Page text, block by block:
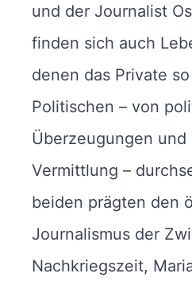
und der Journalist
finden sich auch
denen das Private
Politischen – von
Überzeugungen und
Vermittlung –
beiden prägten den
Journalismus der
Nachkriegszeit,